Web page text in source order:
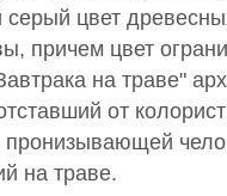
цвет
причем цвет
на траве"
от
на траве.